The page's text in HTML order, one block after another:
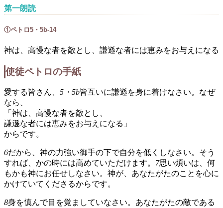
第一朗読
①ペトロ5・5b-14
神は、高慢な者を敵とし、謙遜な者には恵みをお与えになる
使徒ペトロの手紙
愛する皆さん、 5・5b皆互いに謙遜を身に着けなさい。なぜ
なら、
「神は、高慢な者を敵とし、
謙遜な者には恵みをお与えになる」
からです。
6だから、神の力強い御手の下で自分を低くしなさい。そう
すれば、かの時には高めていただけます。 7思い煩いは、何
もかも神にお任せしなさい。神が、あなたがたのことを心に
かけていてくださるからです。
8身を慎んで目を覚ましていなさい。あなたがたの敵である